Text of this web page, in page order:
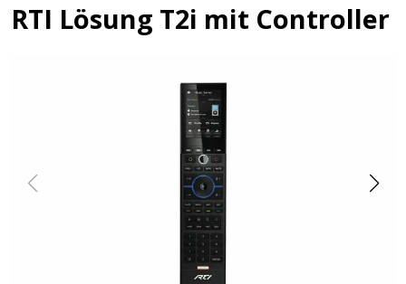
RTI Lösung T2i mit Controller